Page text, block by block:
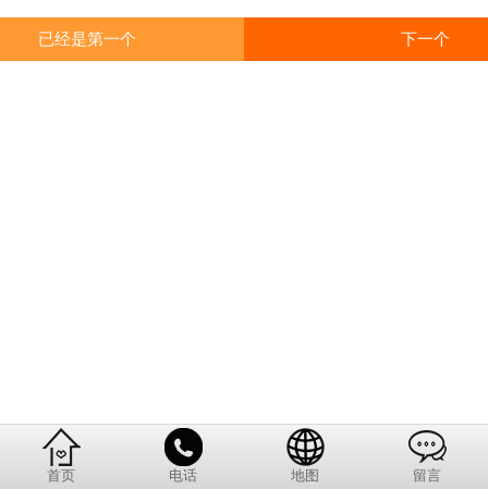
已经是第一个 下一个
首页 电话 地图 留言